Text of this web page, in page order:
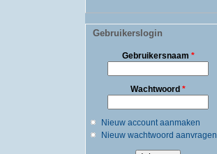
Gebruikerslogin
Gebruikersnaam *
Wachtwoord *
Nieuw account aanmaken
Nieuw wachtwoord aanvragen